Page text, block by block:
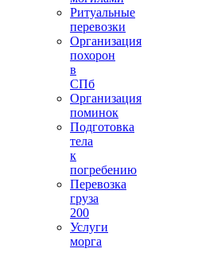
Ритуальные
перевозки
Организация
похорон
в
СПб
Организация
поминок
Подготовка
тела
к
погребению
Перевозка
груза
200
Услуги
морга